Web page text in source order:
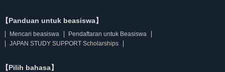
【Panduan untuk beasiswa】
Mencari beasiswa
Pendaftaran untuk Beasiswa
JAPAN STUDY SUPPORT Scholarships
【Pilih bahasa】